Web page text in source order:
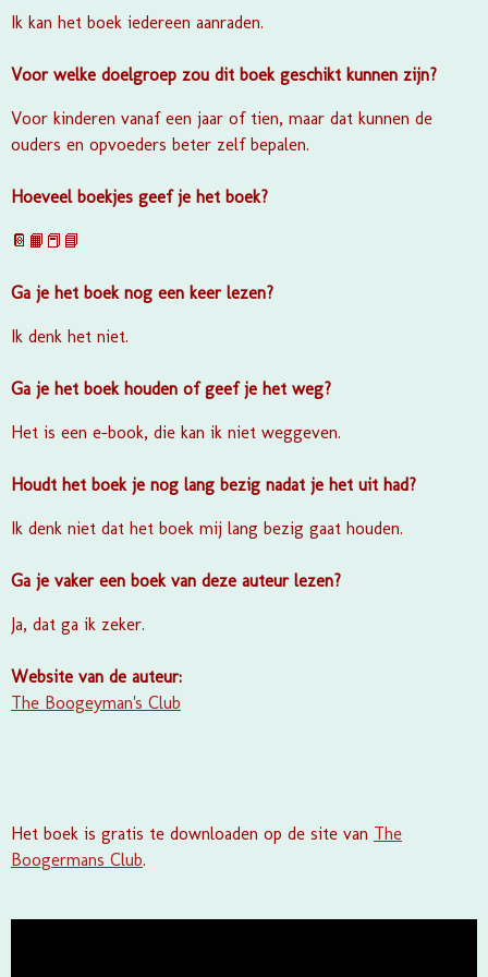
Ik kan het boek iedereen aanraden.
Voor welke doelgroep zou dit boek geschikt kunnen zijn?
Voor kinderen vanaf een jaar of tien, maar dat kunnen de
ouders en opvoeders beter zelf bepalen.
Hoeveel boekjes geef je het boek?
📔📙📕📘
Ga je het boek nog een keer lezen?
Ik denk het niet.
Ga je het boek houden of geef je het weg?
Het is een e-book, die kan ik niet weggeven.
Houdt het boek je nog lang bezig nadat je het uit had?
Ik denk niet dat het boek mij lang bezig gaat houden.
Ga je vaker een boek van deze auteur lezen?
Ja, dat ga ik zeker.
Website van de auteur:
The Boogeyman's Club
Het boek is gratis te downloaden op de site van The
Boogermans Club.